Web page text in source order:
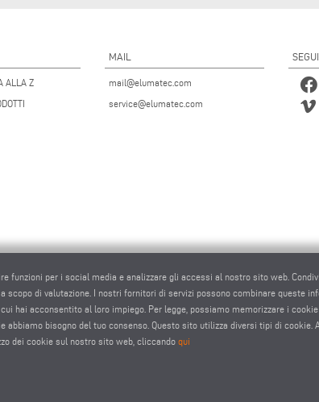
ALLA Z
MAIL
mail@elumatec.com
service@elumatec.com
funzioni per i social media e analizzare gli accessi al nostro sito web.
di valutazione. I nostri fornitori di servizi possono combinare queste
hai acconsentito al loro impiego. Per legge, possiamo memorizzare i
bisogno del tuo consenso. Questo sito utilizza diversi tipi di
dei cookie sul nostro sito web, cliccando qui